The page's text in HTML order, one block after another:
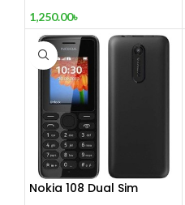
1,250.00৳
Nokia 108 Dual Sim